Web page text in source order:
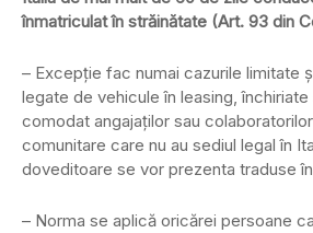
înmatriculat în străinătate (Art. 93 din
– Excepţie fac numai cazurile limitate
legate de vehicule în leasing,
comodat angajaţilor sau
comunitare care nu au sediul legal în
doveditoare se vor prezenta traduse
– Norma se aplică oricărei persoane